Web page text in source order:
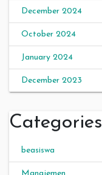
December 2024
October 2024
January 2024
December 2023
Categories
beasiswa